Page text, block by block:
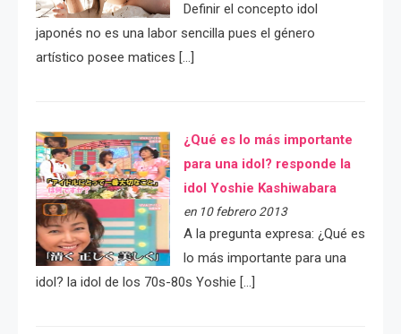
Definir el concepto idol
japonés no es una labor sencilla pues el género
artístico posee matices […]
¿Qué es lo más importante
para una idol? responde la
idol Yoshie Kashiwabara
en 10 febrero 2013
A la pregunta expresa: ¿Qué es
lo más importante para una
idol? la idol de los 70s-80s Yoshie […]